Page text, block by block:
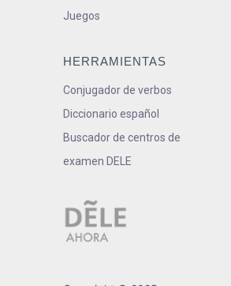
Juegos
HERRAMIENTAS
Conjugador de verbos
Diccionario español
Buscador de centros de
examen DELE